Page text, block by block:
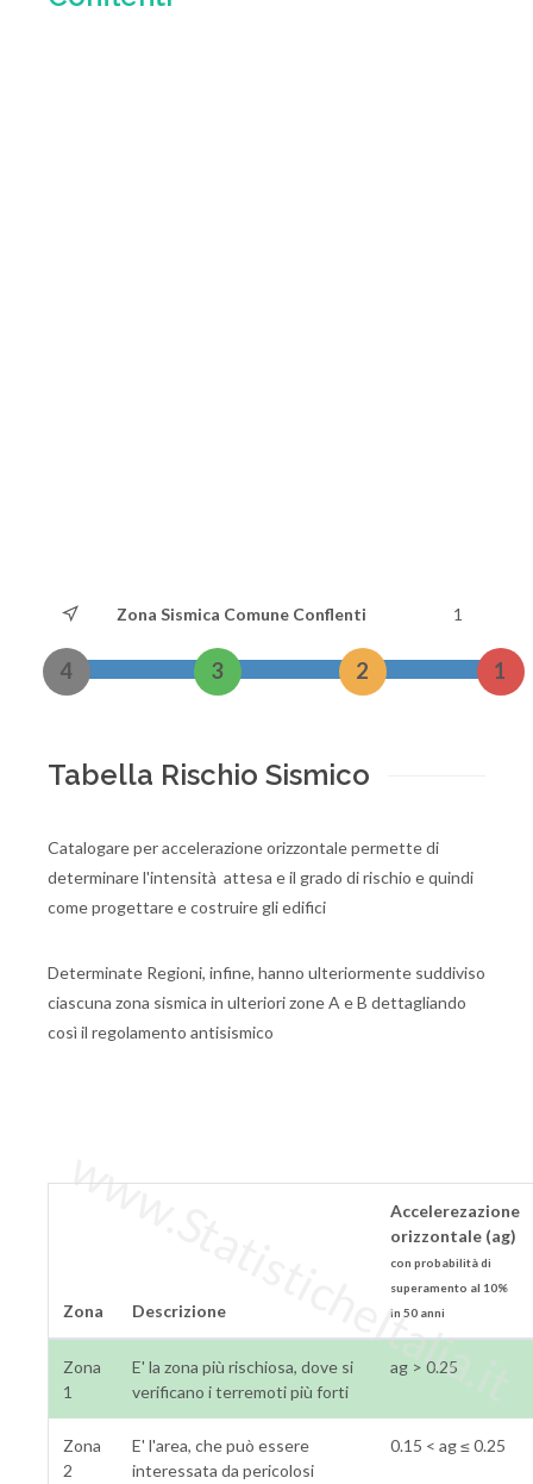
Zona Sismica Comune Conflenti 1
4 3 2 1
Tabella Rischio Sismico
Catalogare per accelerazione orizzontale permette di
determinare l'intensità attesa e il grado di rischio e quindi
come progettare e costruire gli edifici
Determinate Regioni, infine, hanno ulteriormente suddiviso
ciascuna zona sismica in ulteriori zone A e B dettagliando
così il regolamento antisismico
Zona Descrizione
Accelerezazione
orizzontale (ag)
con probabilità di
superamento al 10%
in 50 anni
Zona
1
E' la zona più rischiosa, dove si
verificano i terremoti più forti
ag > 0.25
Zona
2
E' l'area, che può essere
interessata da pericolosi
0.15 < ag ≤ 0.25
www.StatisticheItalia.it